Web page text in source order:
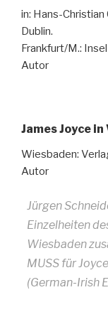
in: Hans-
Dublin.
Frankfurt/M.:
Autor
James Joyce
Wiesbaden:
Autor
Jürgen
Einzelheiten
Wiesbaden
MUSS für
(German-Irish